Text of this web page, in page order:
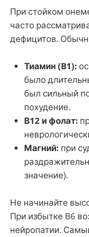
При стойком
часто
дефицитов.
Тиамин (B1):
было
был сильный
похудение.
В12 и фолат:
Магний: при
значение).
Не начинайте
При избытке B6
нейропатии.